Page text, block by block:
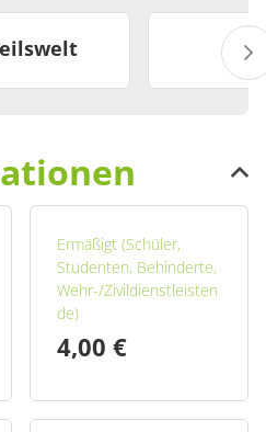
Ermäßigt (Schüler,
Studenten, Behinderte,
Wehr-/Zivildienstleisten
de)
4,00 €